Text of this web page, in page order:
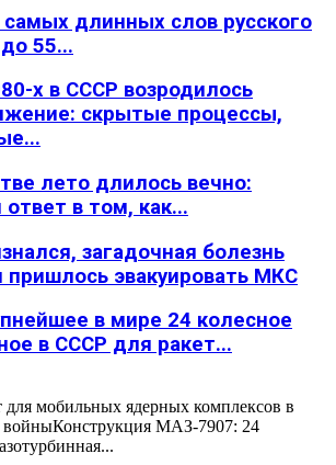
длинных слов русского
55...
х в СССР возродилось
скрытые процессы,
лето длилось вечно:
в том, как...
загадочная болезнь
эвакуировать МКС
в мире 24 колесное
в СССР для ракет...
для мобильных ядерных комплексов в
войныКонструкция МАЗ-7907: 24